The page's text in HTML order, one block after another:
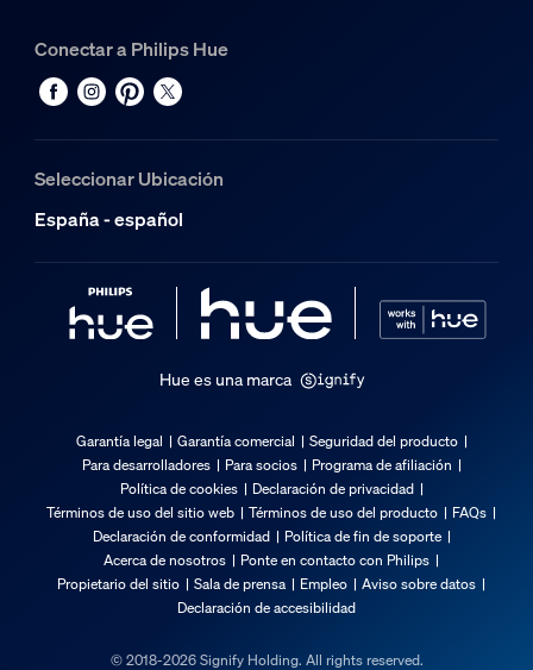
Duración
Características/accesorios
Cabezal de foco ajustable
Giratorio (izquierda-derecha), Inclinable (arriba-abajo)
Regulable con aplicación Hue e interruptor
Características de la luz
Ángulo de apertura
Índice de reproducción cromática (IRC)
Conectar a Philips Hue
Seleccionar Ubicación
España - español
Hue es una marca
Garantía legal Garantía comercial
Seguridad del producto
Para desarrolladores
Para socios
Programa de afiliación
Política de cookies
Declaración de privacidad
Términos de uso del sitio web
Términos de uso del producto
FAQs
Declaración de conformidad
Política de fin de soporte
Acerca de nosotros
Ponte en contacto con Philips
Propietario del sitio
Sala de prensa Empleo
Aviso sobre datos
Declaración de accesibilidad
© 2018-2026 Signify Holding. All rights reserved.